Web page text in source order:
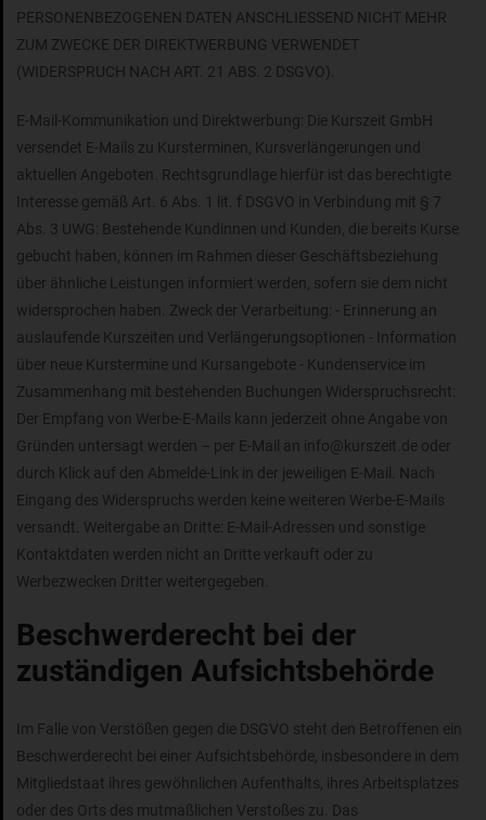
PERSONENBEZOGENEN DATEN ANSCHLIESSEND NICHT MEHR
ZUM ZWECKE DER DIREKTWERBUNG VERWENDET
(WIDERSPRUCH NACH ART. 21 ABS. 2 DSGVO).
E-Mail-Kommunikation und Direktwerbung: Die Kurszeit GmbH
versendet E-Mails zu Kursterminen, Kursverlängerungen und
aktuellen Angeboten. Rechtsgrundlage hierfür ist das berechtigte
Interesse gemäß Art. 6 Abs. 1 lit. f DSGVO in Verbindung mit § 7
Abs. 3 UWG: Bestehende Kundinnen und Kunden, die bereits Kurse
gebucht haben, können im Rahmen dieser Geschäftsbeziehung
über ähnliche Leistungen informiert werden, sofern sie dem nicht
widersprochen haben. Zweck der Verarbeitung: - Erinnerung an
auslaufende Kurszeiten und Verlängerungsoptionen - Information
über neue Kurstermine und Kursangebote - Kundenservice im
Zusammenhang mit bestehenden Buchungen Widerspruchsrecht:
Der Empfang von Werbe-E-Mails kann jederzeit ohne Angabe von
Gründen untersagt werden – per E-Mail an info@kurszeit.de oder
durch Klick auf den Abmelde-Link in der jeweiligen E-Mail. Nach
Eingang des Widerspruchs werden keine weiteren Werbe-E-Mails
versandt. Weitergabe an Dritte: E-Mail-Adressen und sonstige
Kontaktdaten werden nicht an Dritte verkauft oder zu
Werbezwecken Dritter weitergegeben.
Beschwerderecht bei der
zuständigen Aufsichtsbehörde
Im Falle von Verstößen gegen die DSGVO steht den Betroffenen ein
Beschwerderecht bei einer Aufsichtsbehörde, insbesondere in dem
Mitgliedstaat ihres gewöhnlichen Aufenthalts, ihres Arbeitsplatzes
oder des Orts des mutmaßlichen Verstoßes zu. Das